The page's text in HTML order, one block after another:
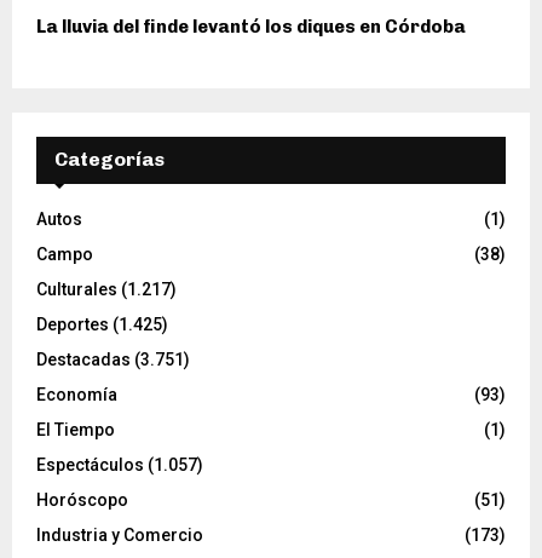
La lluvia del finde levantó los diques en Córdoba
Categorías
Autos
(1)
Campo
(38)
Culturales (1.217)
Deportes (1.425)
Destacadas (3.751)
Economía
(93)
El Tiempo
(1)
Espectáculos (1.057)
Horóscopo
(51)
Industria y Comercio
(173)